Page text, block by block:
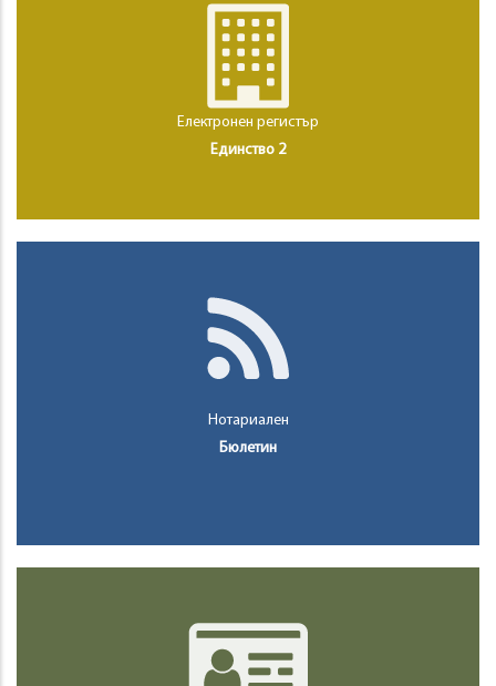
Електронен регистър
Единство 2
Нотариален
Бюлетин